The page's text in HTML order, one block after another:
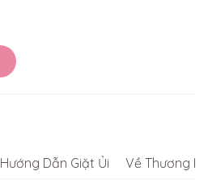
Hướng Dẫn Giặt Ủi Về Thương